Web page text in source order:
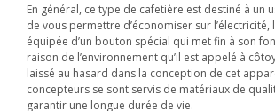
En général, ce type de cafetière est destiné à un
de vous permettre d’économiser sur l’électricité,
équipée d’un bouton spécial qui met fin à son
raison de l’environnement qu’il est appelé à
laissé au hasard dans la conception de cet
concepteurs se sont servis de matériaux de
garantir une longue durée de vie.